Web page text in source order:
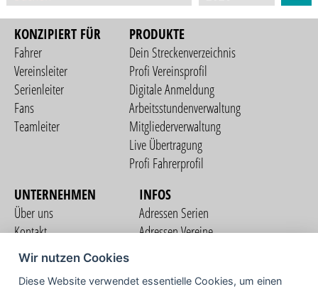
KONZIPIERT FÜR
Fahrer
Vereinsleiter
Serienleiter
Fans
Teamleiter
PRODUKTE
Dein Streckenverzeichnis
Profi Vereinsprofil
Digitale Anmeldung
Arbeitsstundenverwaltung
Mitgliederverwaltung
Live Übertragung
Profi Fahrerprofil
UNTERNEHMEN
Über uns
Kontakt
Nutzungsbedingungen
Datenschutzerklärung
INFOS
Adressen Serien
Adressen Vereine
Wir nutzen Cookies
Diese Website verwendet essentielle Cookies, um einen